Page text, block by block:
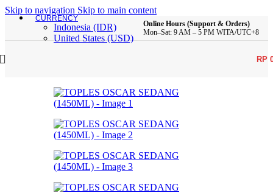
Skip to navigation Skip to main content
CURRENCY
Indonesia (IDR)
United States (USD)
Online Hours (Support & Orders)
Mon–Sat: 9 AM – 5 PM WITA/UTC+8
RP